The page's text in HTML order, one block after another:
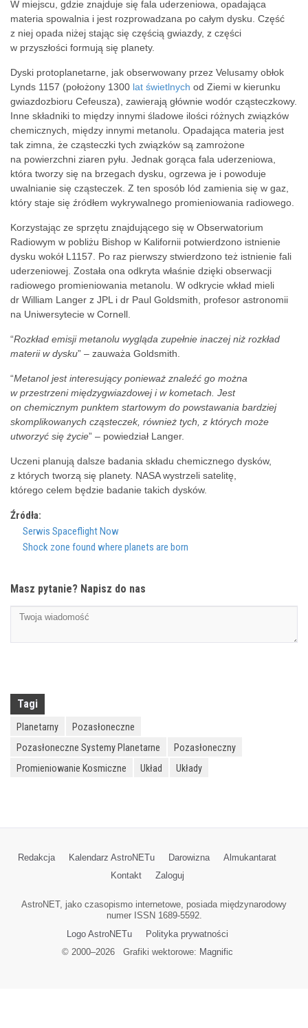
W miejscu, gdzie znajduje się fala uderzeniowa, opadająca
materia spowalnia i jest rozprowadzana po całym dysku. Część
z niej opada niżej stając się częścią gwiazdy, z części
w przyszłości formują się planety.
Dyski protoplanetarne, jak obserwowany przez Velusamy obłok
Lynds 1157 (położony 1300 lat świetlnych od Ziemi w kierunku
gwiazdozbioru Cefeusza), zawierają głównie wodór cząsteczkowy.
Inne składniki to między innymi śladowe ilości różnych związków
chemicznych, między innymi metanolu. Opadająca materia jest
tak zimna, że cząsteczki tych związków są zamrożone
na powierzchni ziaren pyłu. Jednak gorąca fala uderzeniowa,
która tworzy się na brzegach dysku, ogrzewa je i powoduje
uwalnianie się cząsteczek. Z ten sposób lód zamienia się w gaz,
który staje się źródłem wykrywalnego promieniowania radiowego.
Korzystając ze sprzętu znajdującego się w Obserwatorium
Radiowym w pobliżu Bishop w Kalifornii potwierdzono istnienie
dysku wokół L1157. Po raz pierwszy stwierdzono też istnienie fali
uderzeniowej. Została ona odkryta właśnie dzięki obserwacji
radiowego promieniowania metanolu. W odkrycie wkład mieli
dr William Langer z JPL i dr Paul Goldsmith, profesor astronomii
na Uniwersytecie w Cornell.
“Rozkład emisji metanolu wygląda zupełnie inaczej niż rozkład
materii w dysku” – zauważa Goldsmith.
“Metanol jest interesujący ponieważ znaleźć go można
w przestrzeni międzygwiazdowej i w kometach. Jest
on chemicznym punktem startowym do powstawania bardziej
skomplikowanych cząsteczek, również tych, z których może
utworzyć się życie” – powiedział Langer.
Uczeni planują dalsze badania składu chemicznego dysków,
z których tworzą się planety. NASA wystrzeli satelitę,
którego celem będzie badanie takich dysków.
Źródła:
Serwis Spaceflight Now
Shock zone found where planets are born
Masz pytanie? Napisz do nas
Tagi
Planetarny
Pozasłoneczne
Pozasłoneczne Systemy Planetarne
Pozasłoneczny
Promieniowanie Kosmiczne
Układ Układy
Redakcja Kalendarz AstroNETu Darowizna
Almukantarat
Kontakt
Zaloguj
AstroNET, jako czasopismo internetowe, posiada międzynarodowy
numer ISSN 1689-5592.
Logo AstroNETu
Polityka prywatności
© 2000–2026Grafiki wektorowe: Magnific